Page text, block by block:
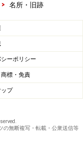
> 名所・旧跡
ーポリシー
標・免責
プ
の無断複写・転載・公衆送信等